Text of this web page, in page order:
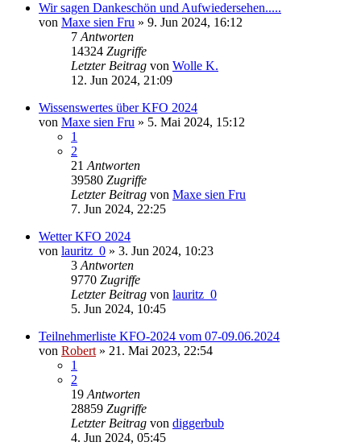
Wir sagen Dankeschön und Aufwiedersehen.....
von Maxe sien Fru » 9. Jun 2024, 16:12
7 Antworten
14324 Zugriffe
Letzter Beitrag von Wolle K.
12. Jun 2024, 21:09
Wissenswertes über KFO 2024
von Maxe sien Fru » 5. Mai 2024, 15:12
1
2
21 Antworten
39580 Zugriffe
Letzter Beitrag von Maxe sien Fru
7. Jun 2024, 22:25
Wetter KFO 2024
von lauritz_0 » 3. Jun 2024, 10:23
3 Antworten
9770 Zugriffe
Letzter Beitrag von lauritz_0
5. Jun 2024, 10:45
Teilnehmerliste KFO-2024 vom 07-09.06.2024
von Robert » 21. Mai 2023, 22:54
1
2
19 Antworten
28859 Zugriffe
Letzter Beitrag von diggerbub
4. Jun 2024, 05:45